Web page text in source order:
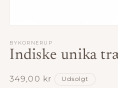
1
i
modus
BYKORNERUP
Indiske unika
Normalpris
349,00 kr Udsolgt